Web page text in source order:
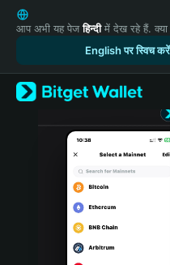
English
日本語
Русский
Español (Latinoamérica)
Türkçe
Português (Portugal)
Bahasa Indonesia
आप अभी यह पेजहिन्दीमें देख रहे हैं.
English पर स्विच करें